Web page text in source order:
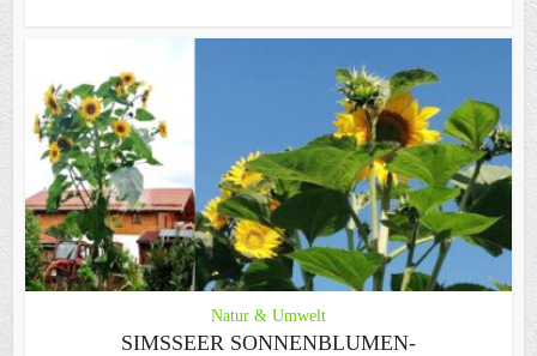
Natur & Umwelt
SIMSSEER SONNENBLUMEN-